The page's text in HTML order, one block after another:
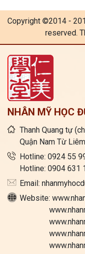
Copyright ©2014 -
reserved.
NHÂN MỸ HỌC
Thanh Quang tự
Quận Nam Từ
Hotline: 0924 55
Hotline: 0904 631
Email:
Website: